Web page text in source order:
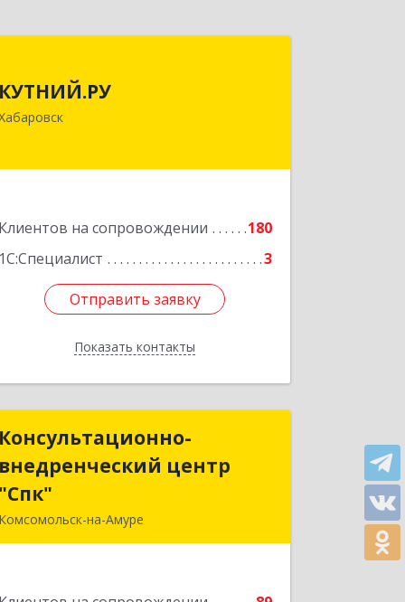
КУТНИЙ.РУ
Клиентов на сопровождении
180
1С:Специалист
3
Отправить заявку
Показать контакты
г, Шевчука ул, дом № 42, оф.505
Подробнее
Отправить заявку
Назад
Консультационно-
внедренческий центр
"Спк"
Комсомольск-на-Амуре
Консультационно-
внедренческий центр